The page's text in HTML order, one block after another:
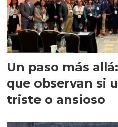
Un paso más
que observan si
triste o ansioso